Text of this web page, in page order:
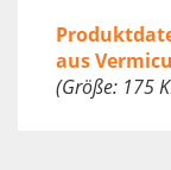
aus
(Größe: 175